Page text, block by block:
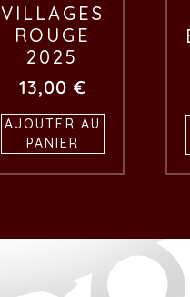
VILLAGES
ROUGE
2025
13,00 €
AJOUTER AU
PANIER